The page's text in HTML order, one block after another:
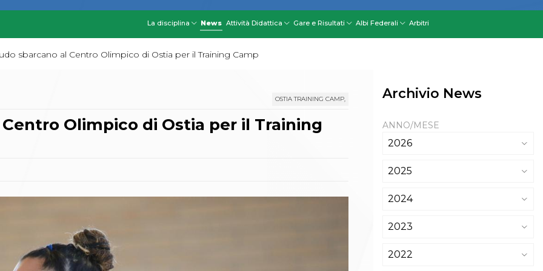
La disciplina News Attività Didattica Gare e Risultati Albi Federali Arbitri
sbarcano al Centro Olimpico di Ostia per il Training Camp
OSTIA TRAINING CAMP,
Olimpico di Ostia per il Training
Archivio News
ANNO/MESE
2026
2025
2024
2023
2022